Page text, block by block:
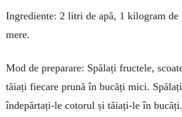
Ingrediente: 2 litri de apă, 1 ki­lo­gram de
mere.
Mod de preparare: Spălați fruc­tele,
tăiați fiecare prună în bucăți mici.
îndepărtați-le cotorul și tăiați-le în